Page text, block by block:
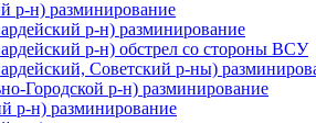
р-н) разминирование
р-н) разминирование
р-н) обстрел со стороны ВСУ
Советский р-ны)
Городской р-н) разминирование
р-н) разминирование